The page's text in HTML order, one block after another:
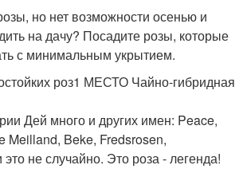
но нет возможности осенью и
на дачу? Посадите розы, которые
с минимальным укрытием.
роз1 МЕСТО Чайно-гибридная
Дей много и других имен: Peace,
Meilland, Beke, Fredsrosen,
не случайно. Это роза - легенда!